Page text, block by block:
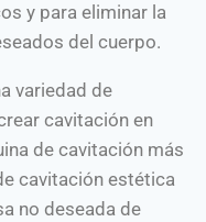
y para eliminar la
del cuerpo.
variedad de
cavitación en
de cavitación más
cavitación estética
no deseada de